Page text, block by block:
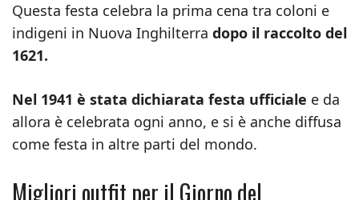
Questa festa celebra la prima cena tra coloni e
indigeni in Nuova Inghilterra dopo il raccolto del
1621.
Nel 1941 è stata dichiarata festa ufficiale e da
allora è celebrata ogni anno, e si è anche diffusa
come festa in altre parti del mondo.
Migliori outfit per il Giorno del